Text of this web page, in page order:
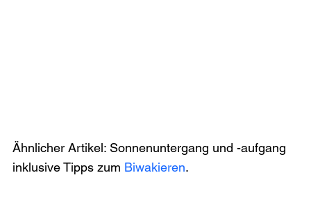
Ähnlicher Artikel: Sonnenuntergang und -aufgang
inklusive Tipps zum Biwakieren.